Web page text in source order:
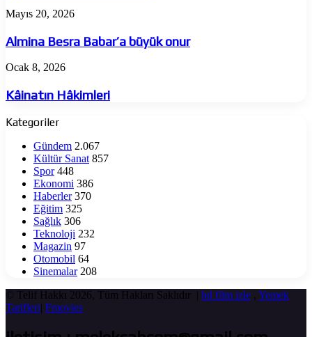
Almina
Babar’a
büyük
onur
Mayıs 20, 2026
Almina Besra Babar’a büyük onur
Kâinatın
Ocak 8, 2026
Kâinatın Hâkimleri
Kategoriler
Gündem 2.067
Kültür Sanat 857
Spor 448
Ekonomi 386
Haberler 370
Eğitim 325
Sağlık 306
Teknoloji 232
Magazin 97
Otomobil 64
Sinemalar 208
© Telif Hakkı 2026, Tüm Hakları Saklıdır | hd film izle , Yemek
Tarifleri| Fmovies